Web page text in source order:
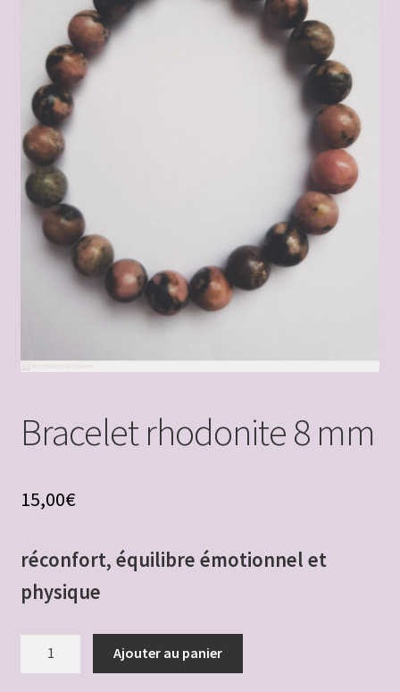
Boutique
Bracelets bois et pierres naturelles
Choix des tailles
Conditions Générales de Vente
Contact
Créatrice bijoux pierres naturelles – Mon histoire
Frais d’expédition et délais de livraison
liste bracelets pierres naturelles
Lithothérapie et bracelet chemin de vie
Mentions légales
Bracelet rhodonite 8 mm
15,00€
réconfort, équilibre émotionnel et
physique
Ajouter au panier